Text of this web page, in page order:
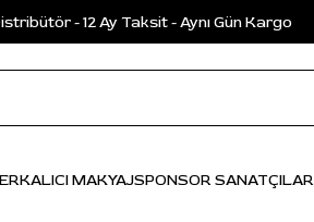
- 12 Ay Taksit - Aynı Gün Kargo
KALICI MAKYAJSPONSOR SANATÇILAR